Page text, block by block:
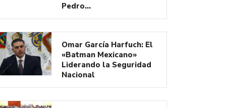
Pedro…
Omar García Harfuch: El
«Batman Mexicano»
Liderando la Seguridad
Nacional